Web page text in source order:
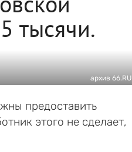
тысячи.
архив 66.RU
предоставить
этого не сделает,